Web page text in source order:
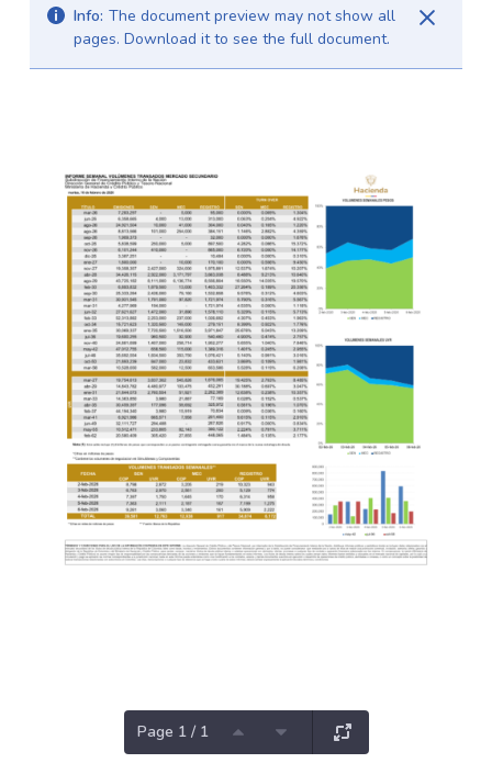
Info: The document preview may not show all
pages. Download it to see the full document.
Page 1 / 1